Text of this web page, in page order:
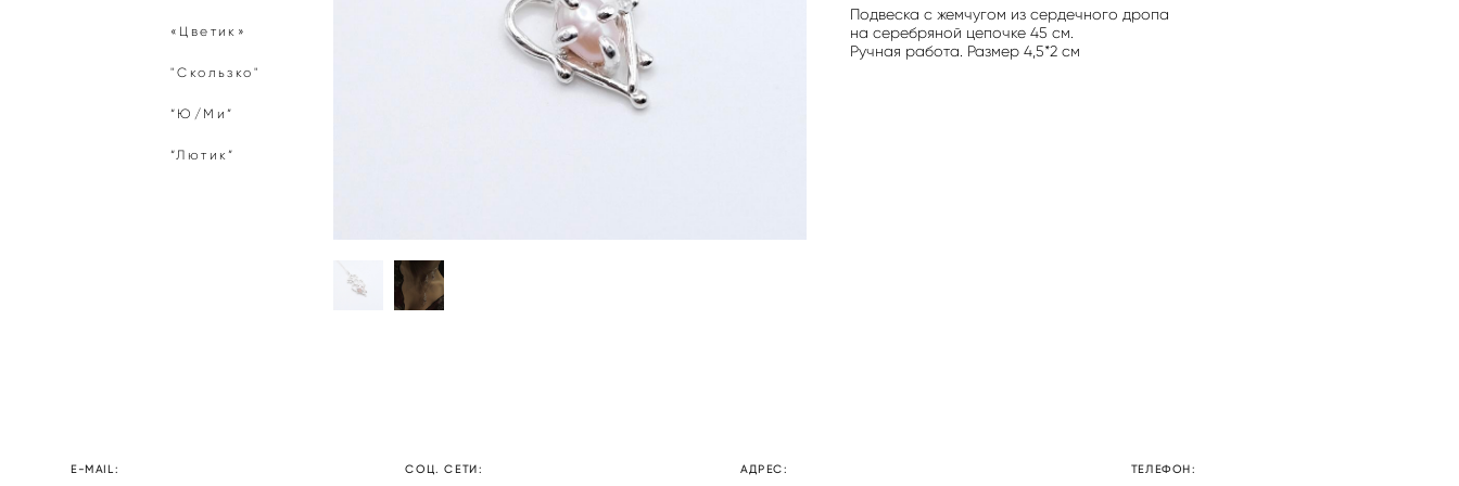
«Цветик»
"Скользко"
“Ю/Ми”
“Лютик”
Подвеска с жемчугом из сердечного дропа
на серебряной цепочке 45 см.
Ручная работа. Размер 4,5*2 см
E-MAIL: СОЦ. СЕТИ: АДРЕС: ТЕЛЕФОН: